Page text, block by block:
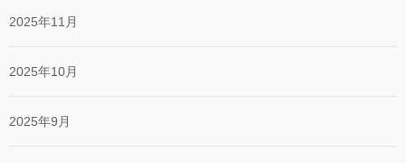
2025年11月
2025年10月
2025年9月